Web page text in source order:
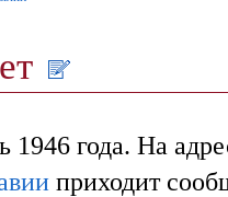
года. На
приходит